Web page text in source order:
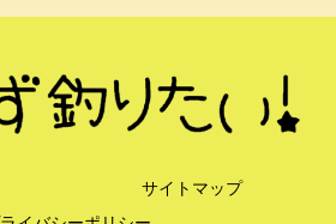
サイトマップ